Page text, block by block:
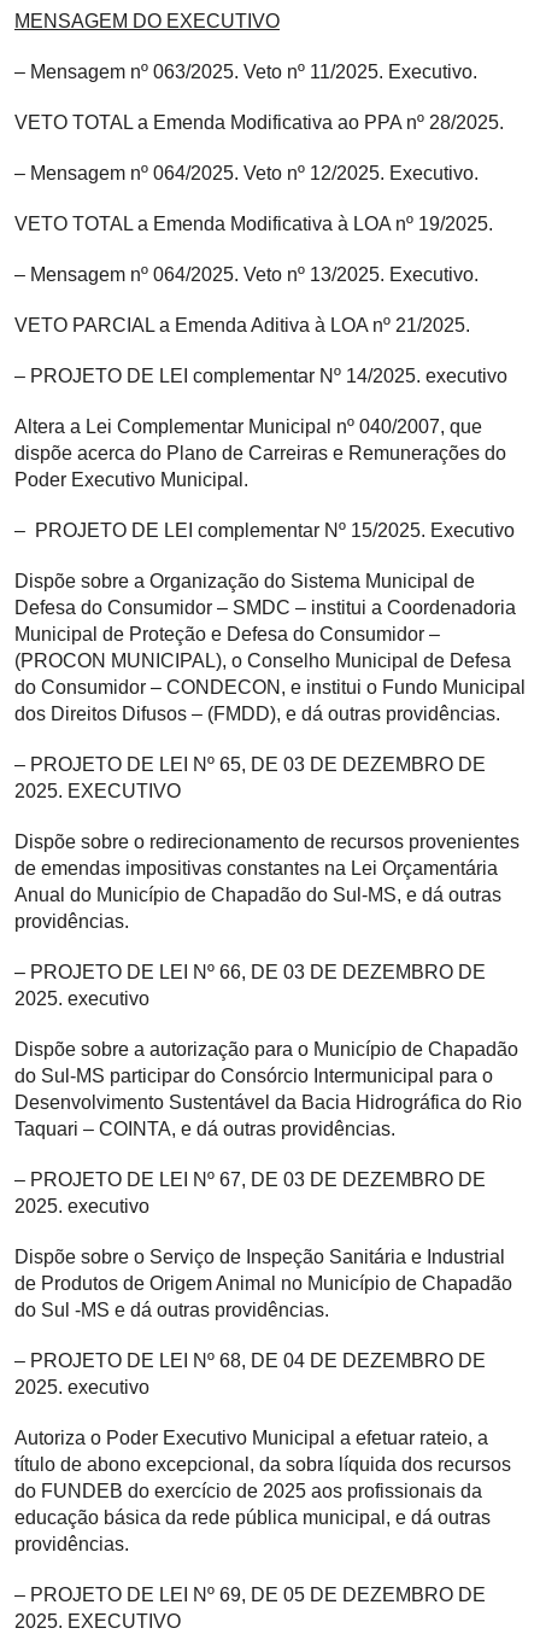
MENSAGEM DO EXECUTIVO
– Mensagem nº 063/2025. Veto nº 11/2025. Executivo.
VETO TOTAL a Emenda Modificativa ao PPA nº 28/2025.
– Mensagem nº 064/2025. Veto nº 12/2025. Executivo.
VETO TOTAL a Emenda Modificativa à LOA nº 19/2025.
– Mensagem nº 064/2025. Veto nº 13/2025. Executivo.
VETO PARCIAL a Emenda Aditiva à LOA nº 21/2025.
– PROJETO DE LEI complementar Nº 14/2025. executivo
Altera a Lei Complementar Municipal nº 040/2007, que
dispõe acerca do Plano de Carreiras e Remunerações do
Poder Executivo Municipal.
– PROJETO DE LEI complementar Nº 15/2025. Executivo
Dispõe sobre a Organização do Sistema Municipal de
Defesa do Consumidor – SMDC – institui a Coordenadoria
Municipal de Proteção e Defesa do Consumidor –
(PROCON MUNICIPAL), o Conselho Municipal de Defesa
do Consumidor – CONDECON, e institui o Fundo Municipal
dos Direitos Difusos – (FMDD), e dá outras providências.
– PROJETO DE LEI Nº 65, DE 03 DE DEZEMBRO DE
2025. EXECUTIVO
Dispõe sobre o redirecionamento de recursos provenientes
de emendas impositivas constantes na Lei Orçamentária
Anual do Município de Chapadão do Sul-MS, e dá outras
providências.
– PROJETO DE LEI Nº 66, DE 03 DE DEZEMBRO DE
2025. executivo
Dispõe sobre a autorização para o Município de Chapadão
do Sul-MS participar do Consórcio Intermunicipal para o
Desenvolvimento Sustentável da Bacia Hidrográfica do Rio
Taquari – COINTA, e dá outras providências.
– PROJETO DE LEI Nº 67, DE 03 DE DEZEMBRO DE
2025. executivo
Dispõe sobre o Serviço de Inspeção Sanitária e Industrial
de Produtos de Origem Animal no Município de Chapadão
do Sul -MS e dá outras providências.
– PROJETO DE LEI Nº 68, DE 04 DE DEZEMBRO DE
2025. executivo
Autoriza o Poder Executivo Municipal a efetuar rateio, a
título de abono excepcional, da sobra líquida dos recursos
do FUNDEB do exercício de 2025 aos profissionais da
educação básica da rede pública municipal, e dá outras
providências.
– PROJETO DE LEI Nº 69, DE 05 DE DEZEMBRO DE
2025. EXECUTIVO